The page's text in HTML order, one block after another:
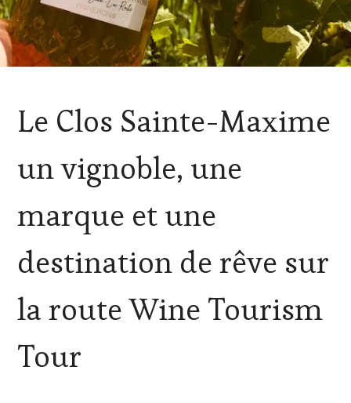
CLUB
:
TASTING
VOUCHER,
DE-
PROVENCE
VITICOLE,
ADHÉRENT,
TOURISME,
EDITION
CLÉS
DU
Le Clos Sainte-Maxime
un vignoble, une
marque et une
destination de rêve sur
la route Wine Tourism
Tour